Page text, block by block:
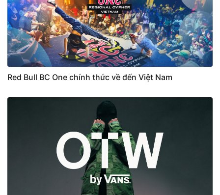
Red Bull BC One chính thức về đến Việt Nam